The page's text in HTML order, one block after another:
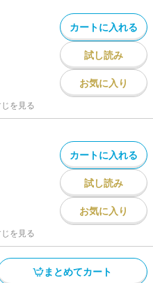
カートに入れる
試し読み
お気に入り
を見る
カートに入れる
試し読み
お気に入り
を見る
まとめてカート